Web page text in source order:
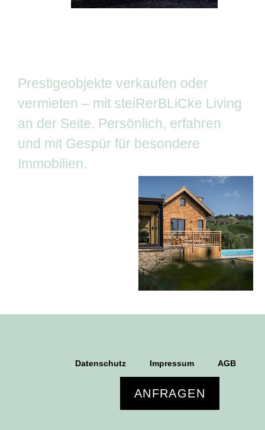
Prestigeobjekte verkaufen oder
vermieten – mit steiRerBLiCke Living
an der Seite. Persönlich, erfahren
und mit Gespür für besondere
Immobilien.
Datenschutz Impressum AGB
ANFRAGEN